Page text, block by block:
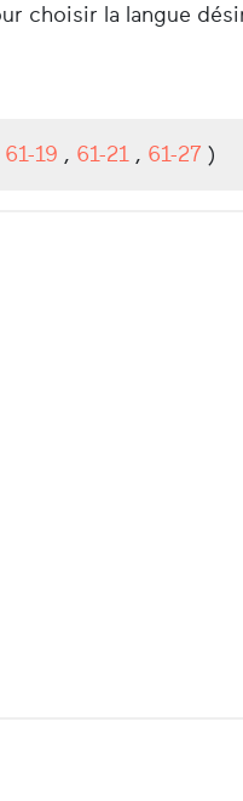
choisir la langue
61-19 , 61-21 , 61-27 )